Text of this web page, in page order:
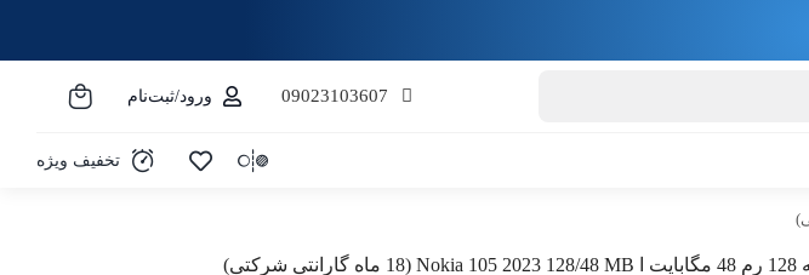
09023103607 ورود/ثبت‌نام
تخفیف ویژه